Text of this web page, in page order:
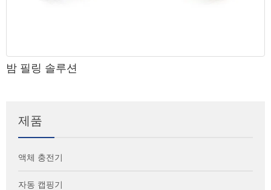
밤 필링 솔루션
제품
액체 충전기
자동 캡핑기